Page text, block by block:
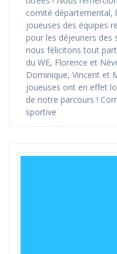
comité départemental,
joueuses des équipes
pour les déjeuners des
nous félicitons tout
du WE, Florence et
Dominique, Vincent et
joueuses ont en effet
de notre parcours !
sportive